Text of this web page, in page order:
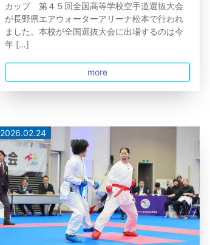
カップ 第４５回全国高等学校空手道選抜大会
が長野県エアウォーターアリーナ松本で行われ
ました。本校が全国選抜大会に出場するのは今
年 […]
more
2026.02.24